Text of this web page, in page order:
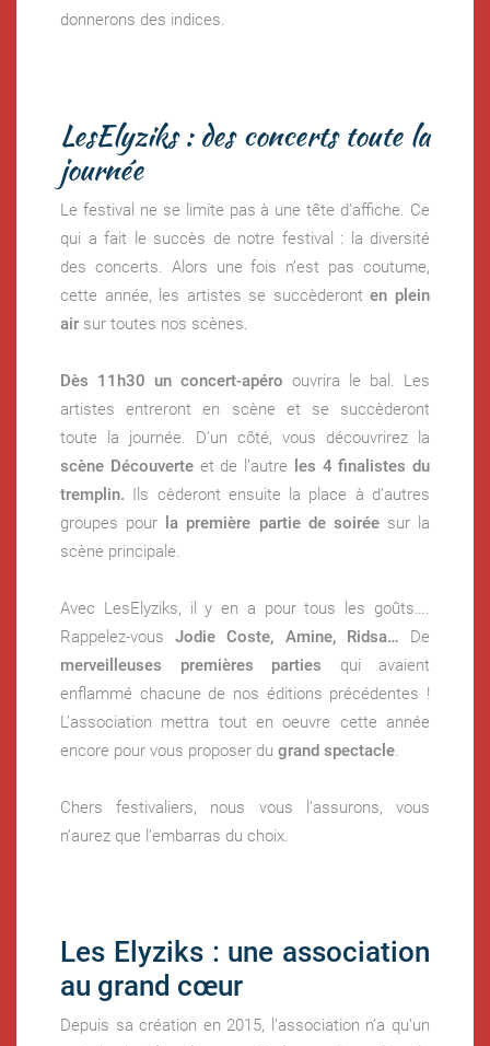
donnerons des indices.
LesElyziks : des concerts toute la
journée
Le festival ne se limite pas à une tête d’affiche. Ce
qui a fait le succès de notre festival : la diversité
des concerts. Alors une fois n’est pas coutume,
cette année, les artistes se succèderonten plein
air sur toutes nos scènes.
Dès 11h30 un concert-apéro ouvrira le bal. Les
artistes entreront en scène et se succèderont
toute la journée. D’un côté, vous découvrirez la
scène Découverte et de l’autre
les 4 finalistes du
tremplin. Ils cèderont ensuite la place à d’autres
groupes pour
la première partie de soiréesur la
scène principale.
Avec LesElyziks, il y en a pour tous les goûts….
Rappelez-vousJodie Coste, Amine, Ridsa…
De
merveilleuses premières parties qui avaient
enflammé chacune de nos éditions précédentes !
L’association mettra tout en oeuvre cette année
encore pour vous proposer du grand spectacle.
Chers festivaliers, nous vous l’assurons, vous
n’aurez que l’embarras du choix.
Les Elyziks : une association
au grand cœur
Depuis sa création en 2015, l’association n’a qu’un